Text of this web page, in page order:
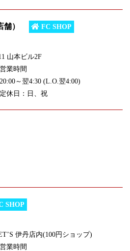
舗） FC SHOP
山本ビル2F
営業時間
20:00～翌4:30 (L.O.翌4:00)
定休日：日、祝
SHOP
伊丹店内(100円ショップ)
営業時間